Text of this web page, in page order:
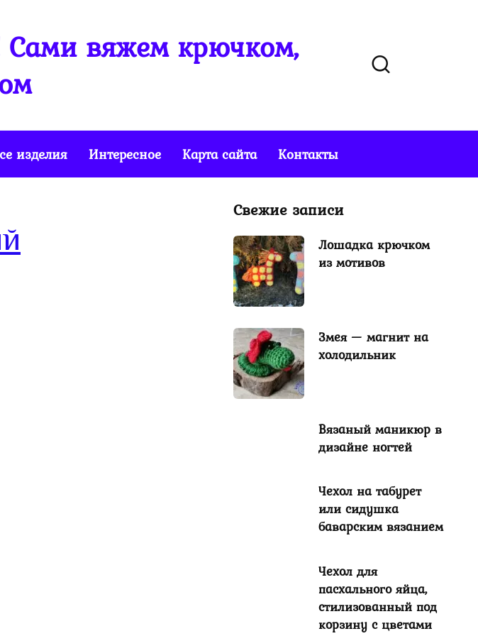
Сами вяжем крючком,
изделия Интересное Карта сайта Контакты
Свежие записи
Лошадка крючком
из мотивов
Змея — магнит на
холодильник
Вязаный маникюр в
дизайне ногтей
Чехол на табурет
или сидушка
баварским вязанием
Чехол для
пасхального яйца,
стилизованный под
корзину с цветами